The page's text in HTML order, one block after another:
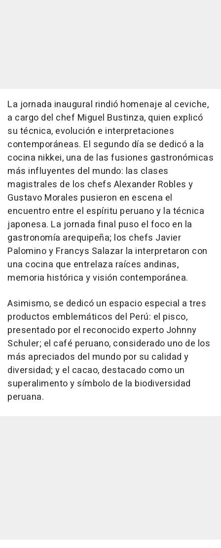
La jornada inaugural rindió homenaje al ceviche,
a cargo del chef Miguel Bustinza, quien explicó
su técnica, evolución e interpretaciones
contemporáneas. El segundo día se dedicó a la
cocina nikkei, una de las fusiones gastronómicas
más influyentes del mundo: las clases
magistrales de los chefs Alexander Robles y
Gustavo Morales pusieron en escena el
encuentro entre el espíritu peruano y la técnica
japonesa. La jornada final puso el foco en la
gastronomía arequipeña; los chefs Javier
Palomino y Francys Salazar la interpretaron con
una cocina que entrelaza raíces andinas,
memoria histórica y visión contemporánea.
Asimismo, se dedicó un espacio especial a tres
productos emblemáticos del Perú: el pisco,
presentado por el reconocido experto Johnny
Schuler; el café peruano, considerado uno de los
más apreciados del mundo por su calidad y
diversidad; y el cacao, destacado como un
superalimento y símbolo de la biodiversidad
peruana.